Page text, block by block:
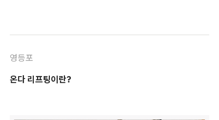
영등포
온다 리프팅이란?